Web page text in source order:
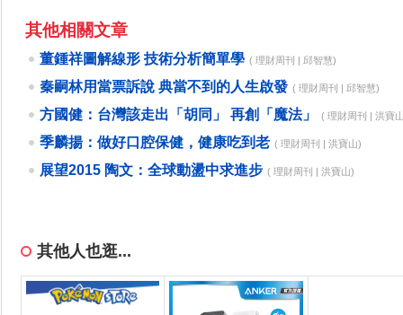
其他相關文章
董鍾祥圖解線形 技術分析簡單學 ( 理財周刊 | 邱智慧)
秦嗣林用當票訴說 典當不到的人生啟發 ( 理財周刊 | 邱智慧)
方國健：台灣該走出「胡同」 再創「魔法」 ( 理財周刊 | 洪寶
季麟揚：做好口腔保健，健康吃到老 ( 理財周刊 | 洪寶山)
展望2015 陶文：全球動盪中求進步 ( 理財周刊 | 洪寶山)
其他人也逛...